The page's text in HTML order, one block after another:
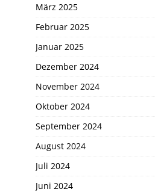
März 2025
Februar 2025
Januar 2025
Dezember 2024
November 2024
Oktober 2024
September 2024
August 2024
Juli 2024
Juni 2024